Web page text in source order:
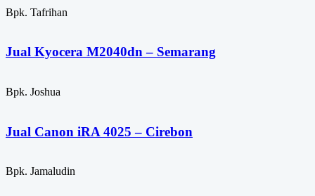
Bpk. Tafrihan
Jual Kyocera M2040dn – Semarang
Bpk. Joshua
Jual Canon iRA 4025 – Cirebon
Bpk. Jamaludin